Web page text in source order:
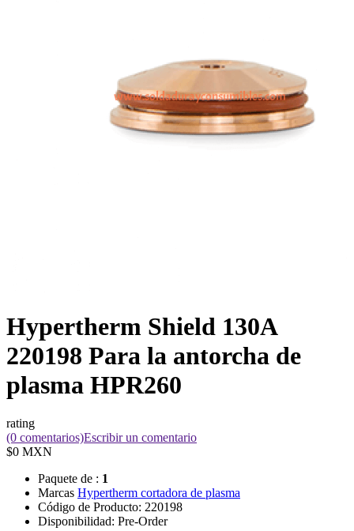
Hypertherm Shield 130A
220198 Para la antorcha de
plasma HPR260
rating
(0 comentarios)Escribir un comentario
$0 MXN
Paquete de : 1
Marcas Hypertherm cortadora de plasma
Código de Producto: 220198
Disponibilidad: Pre-Order